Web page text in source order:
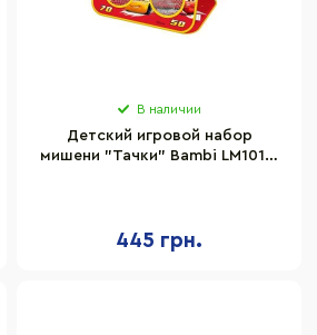
В наличии
Детский игровой набор
мишени "Тачки" Bambi LM1015,
445 грн.